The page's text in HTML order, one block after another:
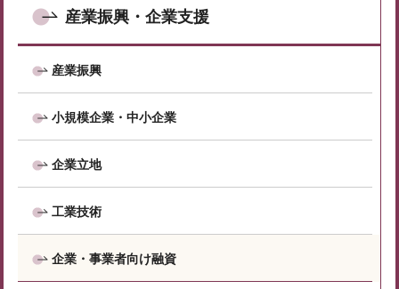
産業振興・企業支援
産業振興
小規模企業・中小企業
企業立地
工業技術
企業・事業者向け融資